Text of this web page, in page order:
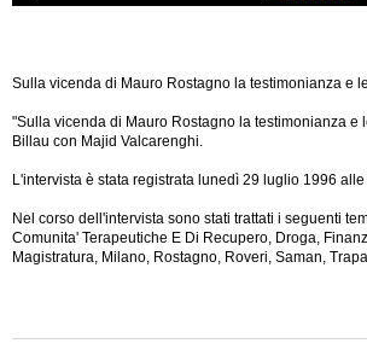
Sulla vicenda di Mauro Rostagno la testimonianza e
"Sulla vicenda di Mauro Rostagno la testimonianza
Billau con Majid Valcarenghi.
L'intervista è stata registrata lunedì 29 luglio 1996
Nel corso dell'intervista sono stati trattati i seguenti
Comunita' Terapeutiche E Di Recupero, Droga,
Magistratura, Milano, Rostagno, Roveri, Saman,